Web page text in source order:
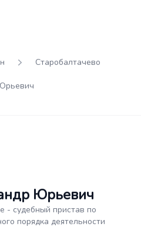
Старобалтачево
Юрьевич
- судебный пристав по
порядка деятельности